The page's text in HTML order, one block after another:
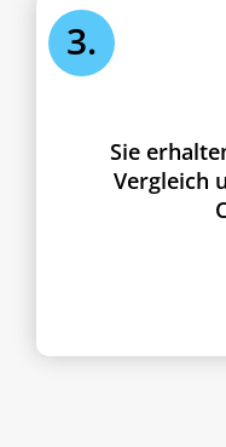
Sie
Vergleich
3.